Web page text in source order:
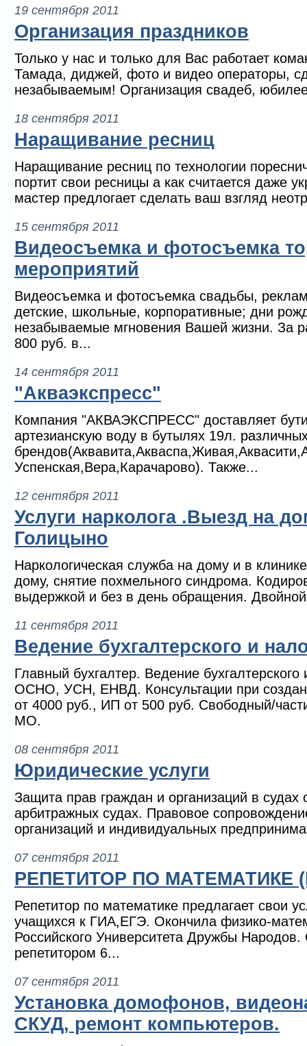
19 сентября 2011
Организация праздников
Только у нас и только для Вас работает
Тамада, диджей, фото и видео операторы,
незабываемым! Организация свадеб,
18 сентября 2011
Наращивание ресниц
Наращивание ресниц по технологии
портит свои ресницы а как считается даже
мастер предлогает сделать ваш взгляд
15 сентября 2011
Видеосъемка и фотосъемка
мероприятий
Видеосъемка и фотосъемка свадьбы,
детские, школьные, корпоративные; дни
незабываемые мгновения Вашей жизни. За
800 руб. в...
14 сентября 2011
"Акваэкспресс"
Компания "АКВАЭКСПРЕСС" доставляет
артезианскую воду в бутылях 19л.
Успенская,Вера,Карачарово). Также...
12 сентября 2011
Услуги нарколога .Выезд на
Голицыно
Наркологическая служба на дому и в
дому, снятие похмельного синдрома.
выдержкой и без в день обращения.
11 сентября 2011
Ведение бухгалтерского и
Главный бухгалтер. Ведение бухгалтерского
ОСНО, УСН, ЕНВД. Консультации при
от 4000 руб., ИП от 500 руб. Свободный/
МО.
08 сентября 2011
Юридические услуги
Защита прав граждан и организаций в
арбитражных судах. Правовое
организаций и индивидуальных
07 сентября 2011
РЕПЕТИТОР ПО МАТЕМАТИКЕ
Репетитор по математике предлагает свои
учащихся к ГИА,ЕГЭ. Окончила физико-
Российского Университета Дружбы
репетитором 6...
07 сентября 2011
Установка домофонов,
СКУД, ремонт компьютеров.